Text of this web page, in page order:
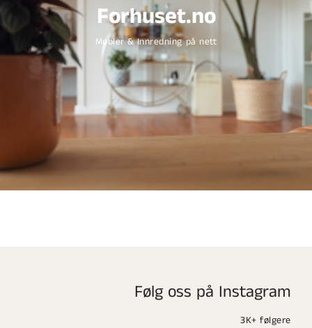
Forhuset.no
Møbler & Innredning på nett
Følg oss på Instagram
3K+ følgere